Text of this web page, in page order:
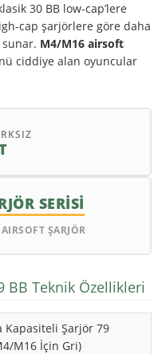
30 BB low-cap’lere
cap şarjörlere göre daha
M4/M16 airsoft
ciddiye alan oyuncular
SERİSİ
ŞARJÖR
BB Teknik Özellikleri
Kapasiteli Şarjör 79
M16 İçin Gri)